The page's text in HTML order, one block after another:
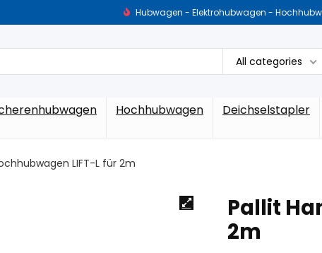
Hubwagen - Elektrohubwagen -
All categories
Hochhubwagen Deichselstapler
LIFT-L für 2m
Pallit
2m